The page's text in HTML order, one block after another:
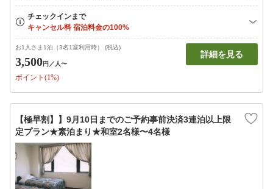
お1人さま1泊（3名1室利用時） (税込)
3,500円 ／人〜
ポイント(1%)
詳細を見る
【極早割】】9月10日までのご予約事前決済3連泊以上限
定プラン★素泊まり★和室2名様〜4名様